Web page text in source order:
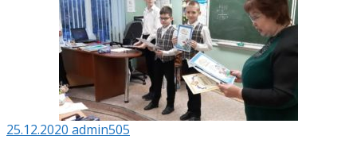
25.12.2020 admin505